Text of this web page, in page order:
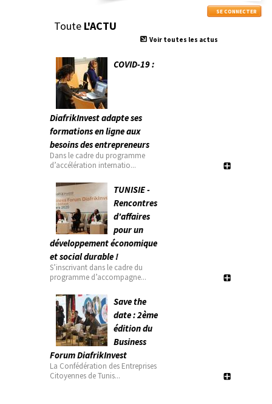
Toute L'ACTU
Voir toutes les actus
COVID-19 :
DiafrikInvest adapte ses
formations en ligne aux
besoins des entrepreneurs
Dans le cadre du programme
d’accélération internatio...
TUNISIE -
Rencontres
d'affaires
pour un
développement économique
et social durable !
S’inscrivant dans le cadre du
programme d’accompagne...
Save the
date : 2ème
édition du
Business
Forum DiafrikInvest
La Confédération des Entreprises
Citoyennes de Tunis...